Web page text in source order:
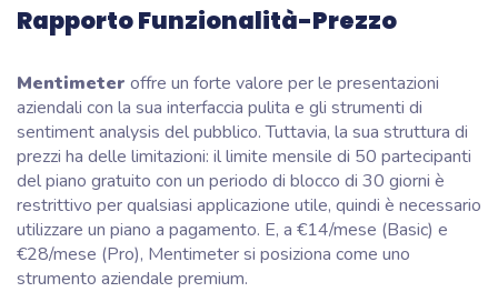
Rapporto Funzionalità-Prezzo
Mentimeter offre un forte valore per le presentazioni
aziendali con la sua interfaccia pulita e gli strumenti di
sentiment analysis del pubblico. Tuttavia, la sua struttura di
prezzi ha delle limitazioni: il limite mensile di 50 partecipanti
del piano gratuito con un periodo di blocco di 30 giorni è
restrittivo per qualsiasi applicazione utile, quindi è necessario
utilizzare un piano a pagamento. E, a €14/mese (Basic) e
€28/mese (Pro), Mentimeter si posiziona come uno
strumento aziendale premium.